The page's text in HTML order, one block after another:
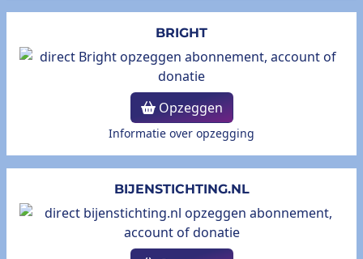
BRIGHT
Opzeggen
Informatie over opzegging
BIJENSTICHTING.NL